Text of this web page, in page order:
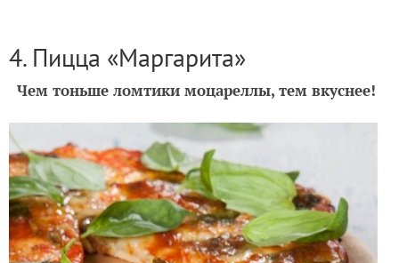
4. Пицца «Маргарита»
Чем тоньше ломтики моцареллы, тем вкуснее!